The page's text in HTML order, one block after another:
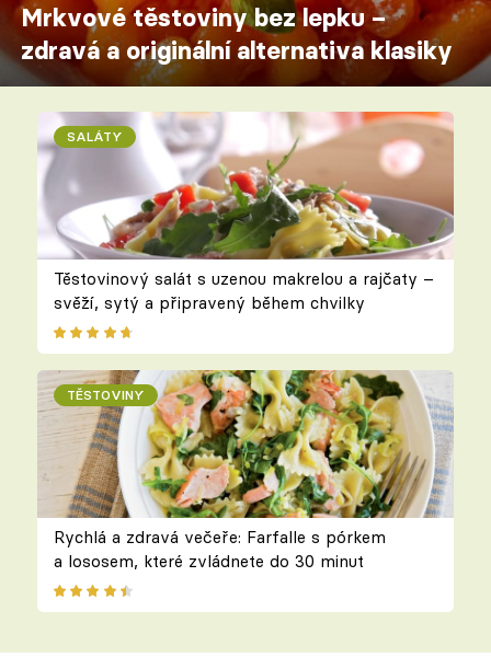
Mrkvové těstoviny bez lepku –
zdravá a originální alternativa klasiky
SALÁTY
Těstovinový salát s uzenou makrelou a rajčaty –
svěží, sytý a připravený během chvilky
TĚSTOVINY
Rychlá a zdravá večeře: Farfalle s pórkem
a lososem, které zvládnete do 30 minut